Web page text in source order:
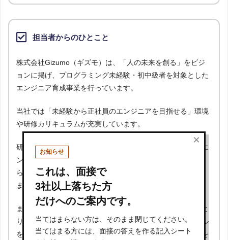
担当者からのひとこと
株式会社Gizumo（ギズモ）は、「人の未来を創る」をビジ
ョンに掲げ、プログラミング未経験・初中級者を対象とした
エンジニア育成事業を行っています。
当社では「未経験から正社員のエンジニアを目指せる」環境
や研修カリキュラムが充実しています。
研修カリキュラムは「エンジニアになる」ためではなく「エ
ンジニアとして大成する」ことを目的としており、3か月か
ら1年を目安にアウトプット重視の実践的な内容となってい
ます。
また、研修では、現役エンジニアがメンターとして一人ひと
りをサポートしています。複数のコミュニケーションツール
を使用しプログラミング未経験の方でも、わからないことを
×
お知らせ
これは、面接で
3社以上落ちた方
だけへのご案内です。
当てはまらない方は、そのまま閉じてください。
当てはまる方には、面接の答えを作る記入シート